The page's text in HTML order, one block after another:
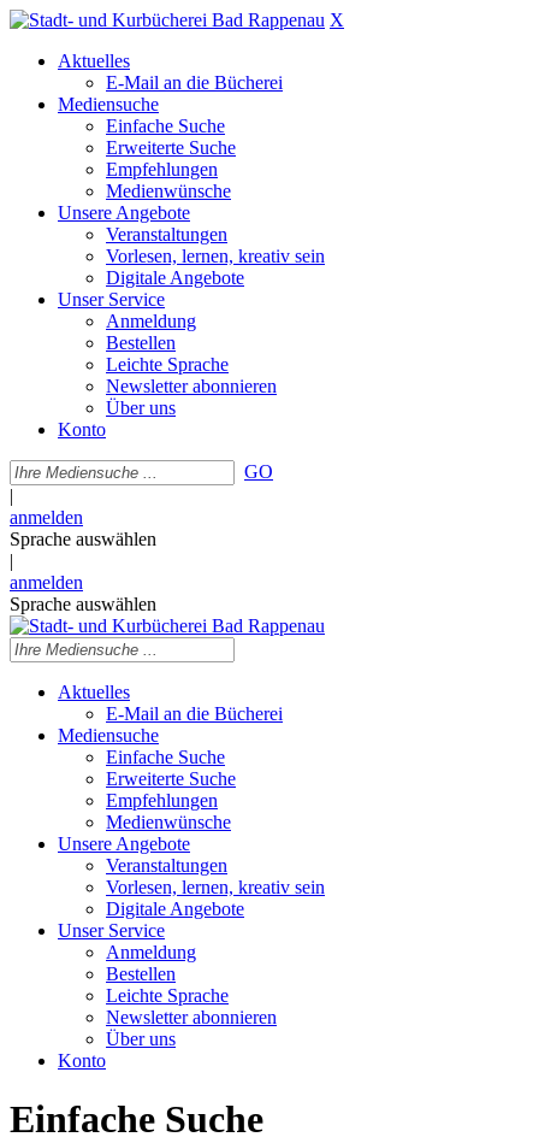
X
Aktuelles
E-Mail an die Bücherei
Mediensuche
Einfache Suche
Erweiterte Suche
Empfehlungen
Medienwünsche
Unsere Angebote
Veranstaltungen
Vorlesen, lernen, kreativ sein
Digitale Angebote
Unser Service
Anmeldung
Bestellen
Leichte Sprache
Newsletter abonnieren
Über uns
Konto
GO
|
anmelden
Sprache auswählen
|
anmelden
Sprache auswählen
Aktuelles
E-Mail an die Bücherei
Mediensuche
Einfache Suche
Erweiterte Suche
Empfehlungen
Medienwünsche
Unsere Angebote
Veranstaltungen
Vorlesen, lernen, kreativ sein
Digitale Angebote
Unser Service
Anmeldung
Bestellen
Leichte Sprache
Newsletter abonnieren
Über uns
Konto
Einfache Suche